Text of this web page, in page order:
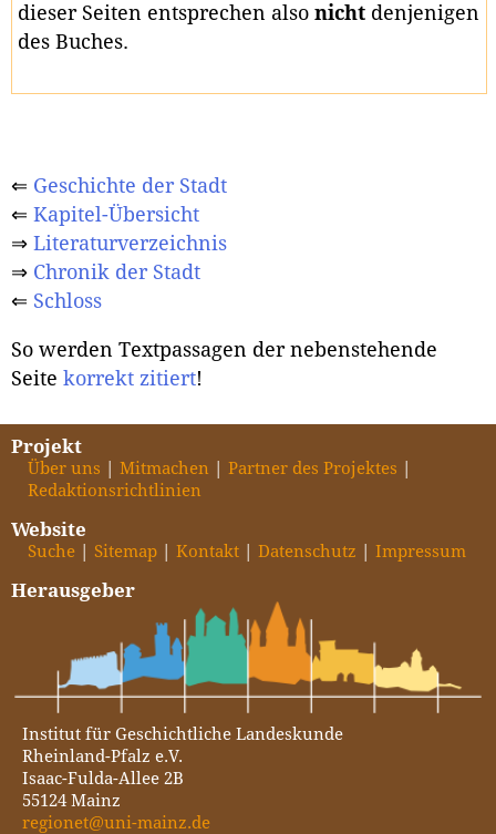
dieser Seiten entsprechen also nicht denjenigen
des Buches.
⇐ Geschichte der Stadt
⇐ Kapitel-Übersicht
⇒ Literaturverzeichnis
⇒ Chronik der Stadt
⇐ Schloss
So werden Textpassagen der nebenstehende
Seite korrekt zitiert!
Projekt
Über uns Mitmachen
Partner des Projektes
Redaktionsrichtlinien
Website
Suche Sitemap Kontakt Datenschutz Impressum
Herausgeber
Institut für Geschichtliche Landeskunde
Rheinland-Pfalz e.V.
Isaac-Fulda-Allee 2B
55124 Mainz
regionet@uni-mainz.de